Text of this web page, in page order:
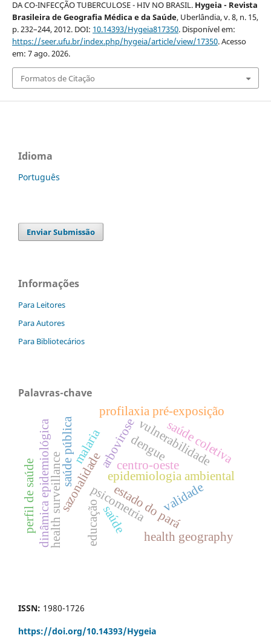
DA CO-INFECÇÃO TUBERCULOSE - HIV NO BRASIL. Hygeia - Revista
Brasileira de Geografia Médica e da Saúde, Uberlândia, v. 8, n. 15,
p. 232–244, 2012. DOI: 10.14393/Hygeia817350. Disponível em:
https://seer.ufu.br/index.php/hygeia/article/view/17350. Acesso
em: 7 ago. 2026.
Formatos de Citação
Idioma
Português
Enviar Submissão
Informações
Para Leitores
Para Autores
Para Bibliotecários
Palavras-chave
sazonalidade epidemiologia ambiental
saúde pública
estado do pará
arbovirose
dinâmica epidemiológica centro-oeste
psicometria validade
vulnerabilidade
perfil de saúde
profilaxia pré-exposição
malaria
health geography
health surveillance
saúde coletiva
dengue
educaçãosaúde
ISSN: 1980-1726
https://doi.org/10.14393/Hygeia